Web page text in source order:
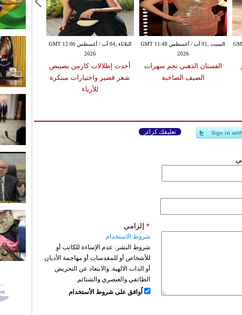
الثلاثاء ,04 آب / أغسطس GMT 12:06
2026
أحدث إطلالات كارمن بصيبص
شعر قصير واختيارات مبتكرة
للأزياء
السبت ,01 آب / أغسطس GMT 11:48
2026
الفستان الذهبي نجم سهرات
الصيف الصاخبة
تعليقك كزائر
إلزامي *
شروط الاستخدام
شروط النشر: عدم الإساءة للكاتب أو
للأشخاص أو للمقدسات أو مهاجمة الأديان
أو الذات الالهية. والابتعاد عن التحريض
الطائفي والعنصري والشتائم.
اُوافق على شروط الأستخدام